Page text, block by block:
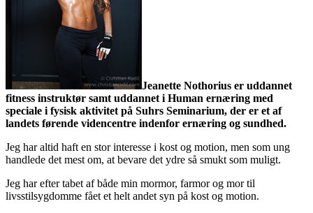
Jeanette Nothorius er uddannet
fitness instruktør samt uddannet i Human ernæring med
speciale i fysisk aktivitet på Suhrs Seminarium, der er et af
landets førende videncentre indenfor ernæring og sundhed.
Jeg har altid haft en stor interesse i kost og motion, men som ung
handlede det mest om, at bevare det ydre så smukt som muligt.
Jeg har efter tabet af både min mormor, farmor og mor til
livsstilsygdomme fået et helt andet syn på kost og motion.